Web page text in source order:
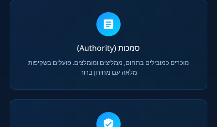
סמכות (Authority)
מוכרים כמובילים בתחום, ממליצים ומומלצים. פועלים בשקיפות
מלאה עם מחירון ברור